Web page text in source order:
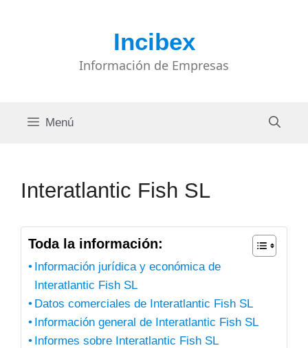
Incibex
Información de Empresas
Menú
Interatlantic Fish SL
Toda la información:
Información jurídica y económica de
Interatlantic Fish SL
Datos comerciales de Interatlantic Fish SL
Información general de Interatlantic Fish SL
Informes sobre Interatlantic Fish SL